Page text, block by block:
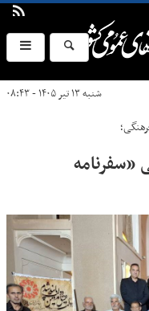
شنبه ۱۳ تیر ۱۴۰۵ - ۰۸:۴۳